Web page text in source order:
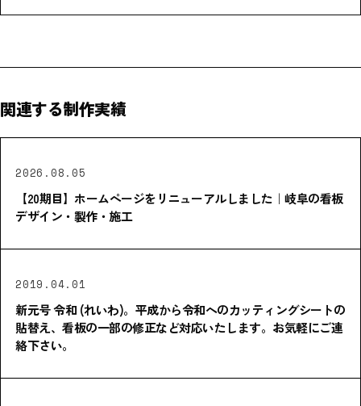
関連する制作実績
2026.08.05
【20期目】ホームページをリニューアルしました｜岐阜の看板
デザイン・製作・施工
2019.04.01
新元号 令和 (れいわ)。平成から令和へのカッティングシートの
貼替え、看板の一部の修正など対応いたします。お気軽にご連
絡下さい。